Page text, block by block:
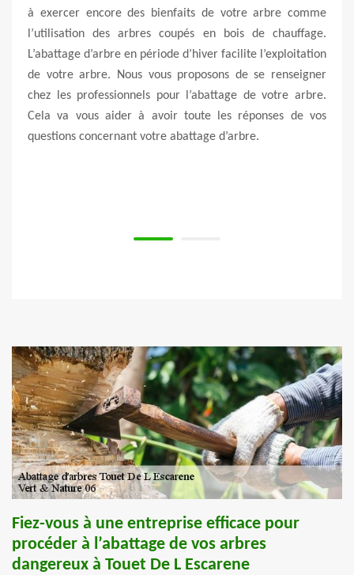
à exercer encore des bienfaits de votre arbre comme
l’utilisation des arbres coupés en bois de chauffage.
L’abattage d’arbre en période d’hiver facilite l’exploitation
de votre arbre. Nous vous proposons de se renseigner
chez les professionnels pour l’abattage de votre arbre.
Cela va vous aider à avoir toute les réponses de vos
questions concernant votre abattage d’arbre.
Fiez-vous à une entreprise efficace pour
procéder à l’abattage de vos arbres
dangereux à Touet De L Escarene